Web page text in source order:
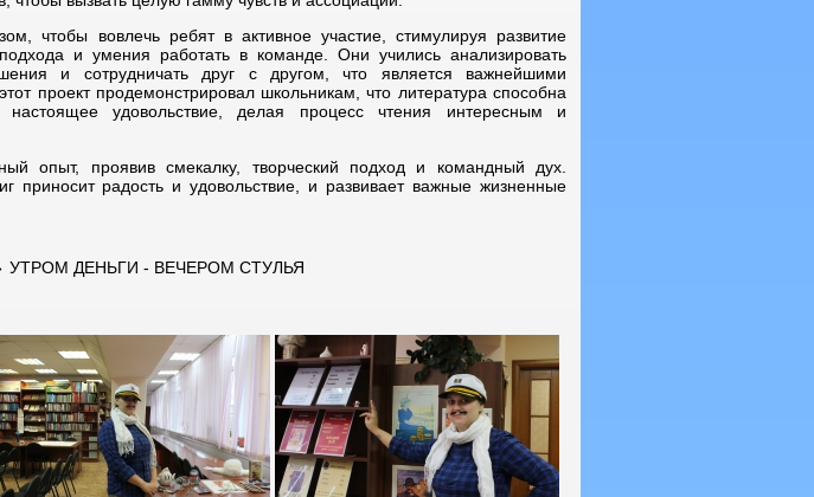
чтобы вовлечь ребят в активное участие, стимулируя развитие
и умения работать в команде. Они учились анализировать
и сотрудничать друг с другом, что является важнейшими
проект продемонстрировал школьникам, что литература способна
удовольствие, делая процесс чтения интересным и
опыт, проявив смекалку, творческий подход и командный дух.
приносит радость и удовольствие, и развивает важные жизненные
УТРОМ ДЕНЬГИ - ВЕЧЕРОМ СТУЛЬЯ